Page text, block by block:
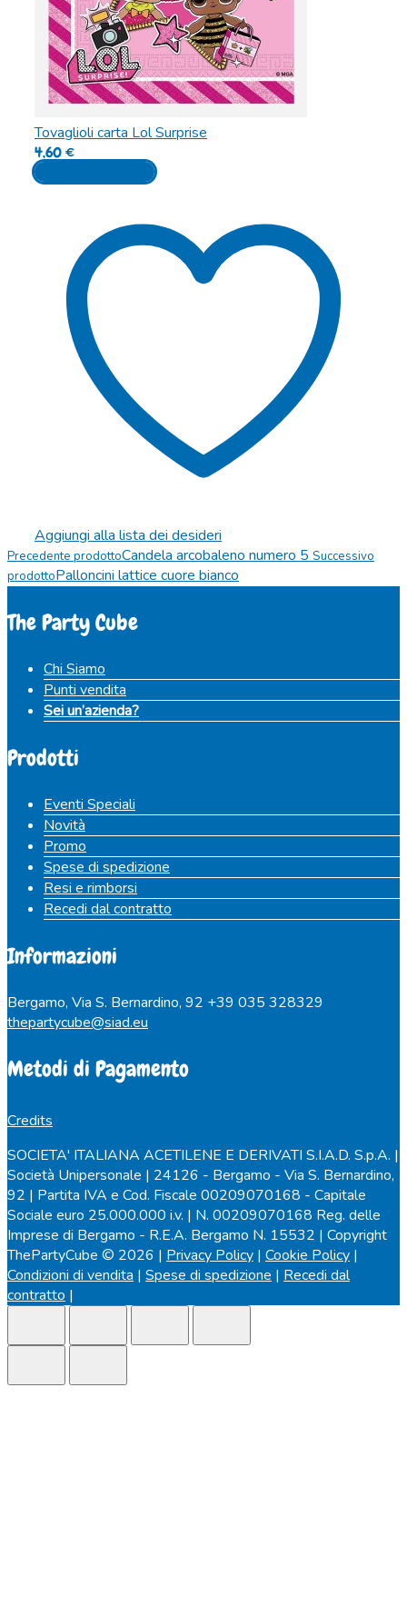
Tovaglioli carta Lol Surprise
4,60€
Aggiungi al carrello
Aggiungi alla lista dei desideri
Precedente prodottoCandela arcobaleno numero 5 Successivo
prodottoPalloncini lattice cuore bianco
The Party Cube
Chi Siamo
Punti vendita
Sei un’azienda?
Prodotti
Eventi Speciali
Novità
Promo
Spese di spedizione
Resi e rimborsi
Recedi dal contratto
Informazioni
Bergamo, Via S. Bernardino, 92 +39 035 328329
thepartycube@siad.eu
Metodi di Pagamento
Credits
SOCIETA' ITALIANA ACETILENE E DERIVATI S.I.A.D. S.p.A. |
Società Unipersonale | 24126 - Bergamo - Via S. Bernardino,
92 | Partita IVA e Cod. Fiscale 00209070168 - Capitale
Sociale euro 25.000.000 i.v. | N. 00209070168 Reg. delle
Imprese di Bergamo - R.E.A. Bergamo N. 15532 | Copyright
ThePartyCube © 2026 | Privacy Policy | Cookie Policy |
Condizioni di vendita | Spese di spedizione | Recedi dal
contratto |